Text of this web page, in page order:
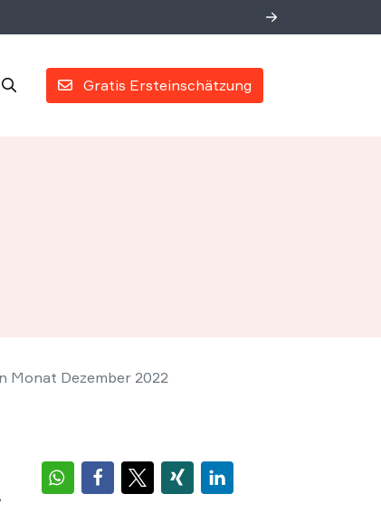
Gratis Ersteinschätzung
Monat Dezember 2022